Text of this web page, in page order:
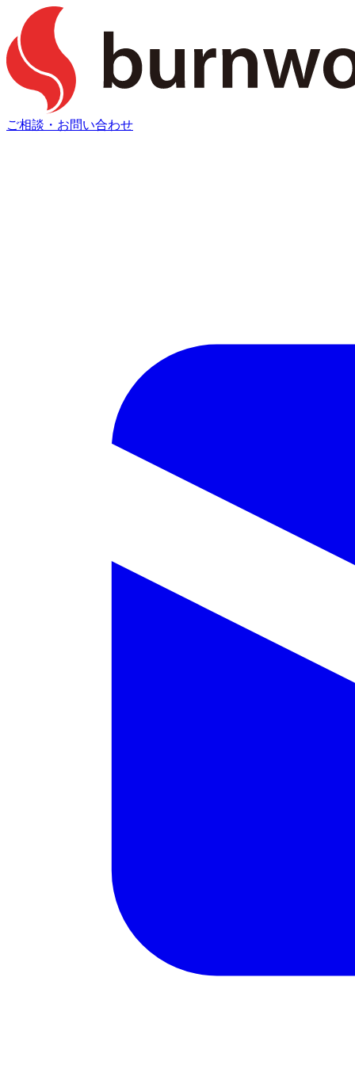
ご相談・お問い合わせ